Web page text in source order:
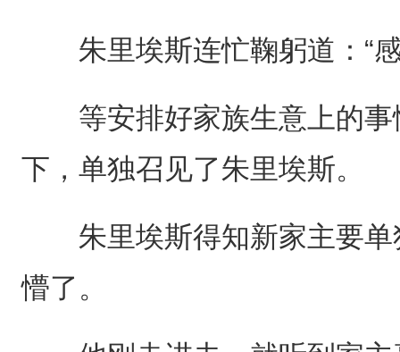
朱里埃斯连忙鞠躬道：“感
等安排好家族生意上的事
下，单独召见了朱里埃斯。
朱里埃斯得知新家主要单
懵了。